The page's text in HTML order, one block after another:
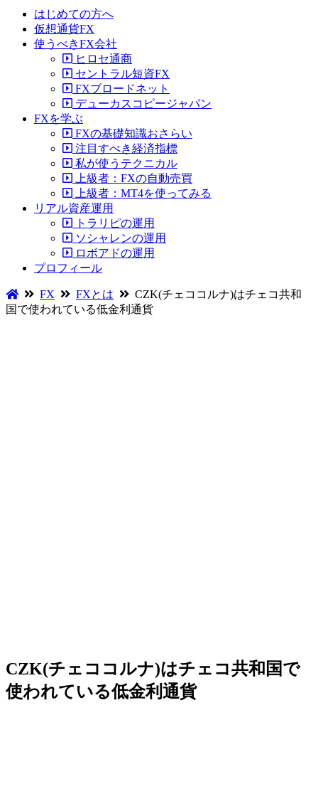
はじめての方へ
仮想通貨FX
使うべきFX会社
ヒロセ通商
セントラル短資FX
FXブロードネット
デューカスコピージャパン
FXを学ぶ
FXの基礎知識おさらい
注目すべき経済指標
私が使うテクニカル
上級者：FXの自動売買
上級者：MT4を使ってみる
リアル資産運用
トラリピの運用
ソシャレンの運用
ロボアドの運用
プロフィール
FX FXとは
CZK(チェココルナ)はチェコ共和
国で使われている低金利通貨
CZK(チェココルナ)はチェコ共和国で
使われている低金利通貨